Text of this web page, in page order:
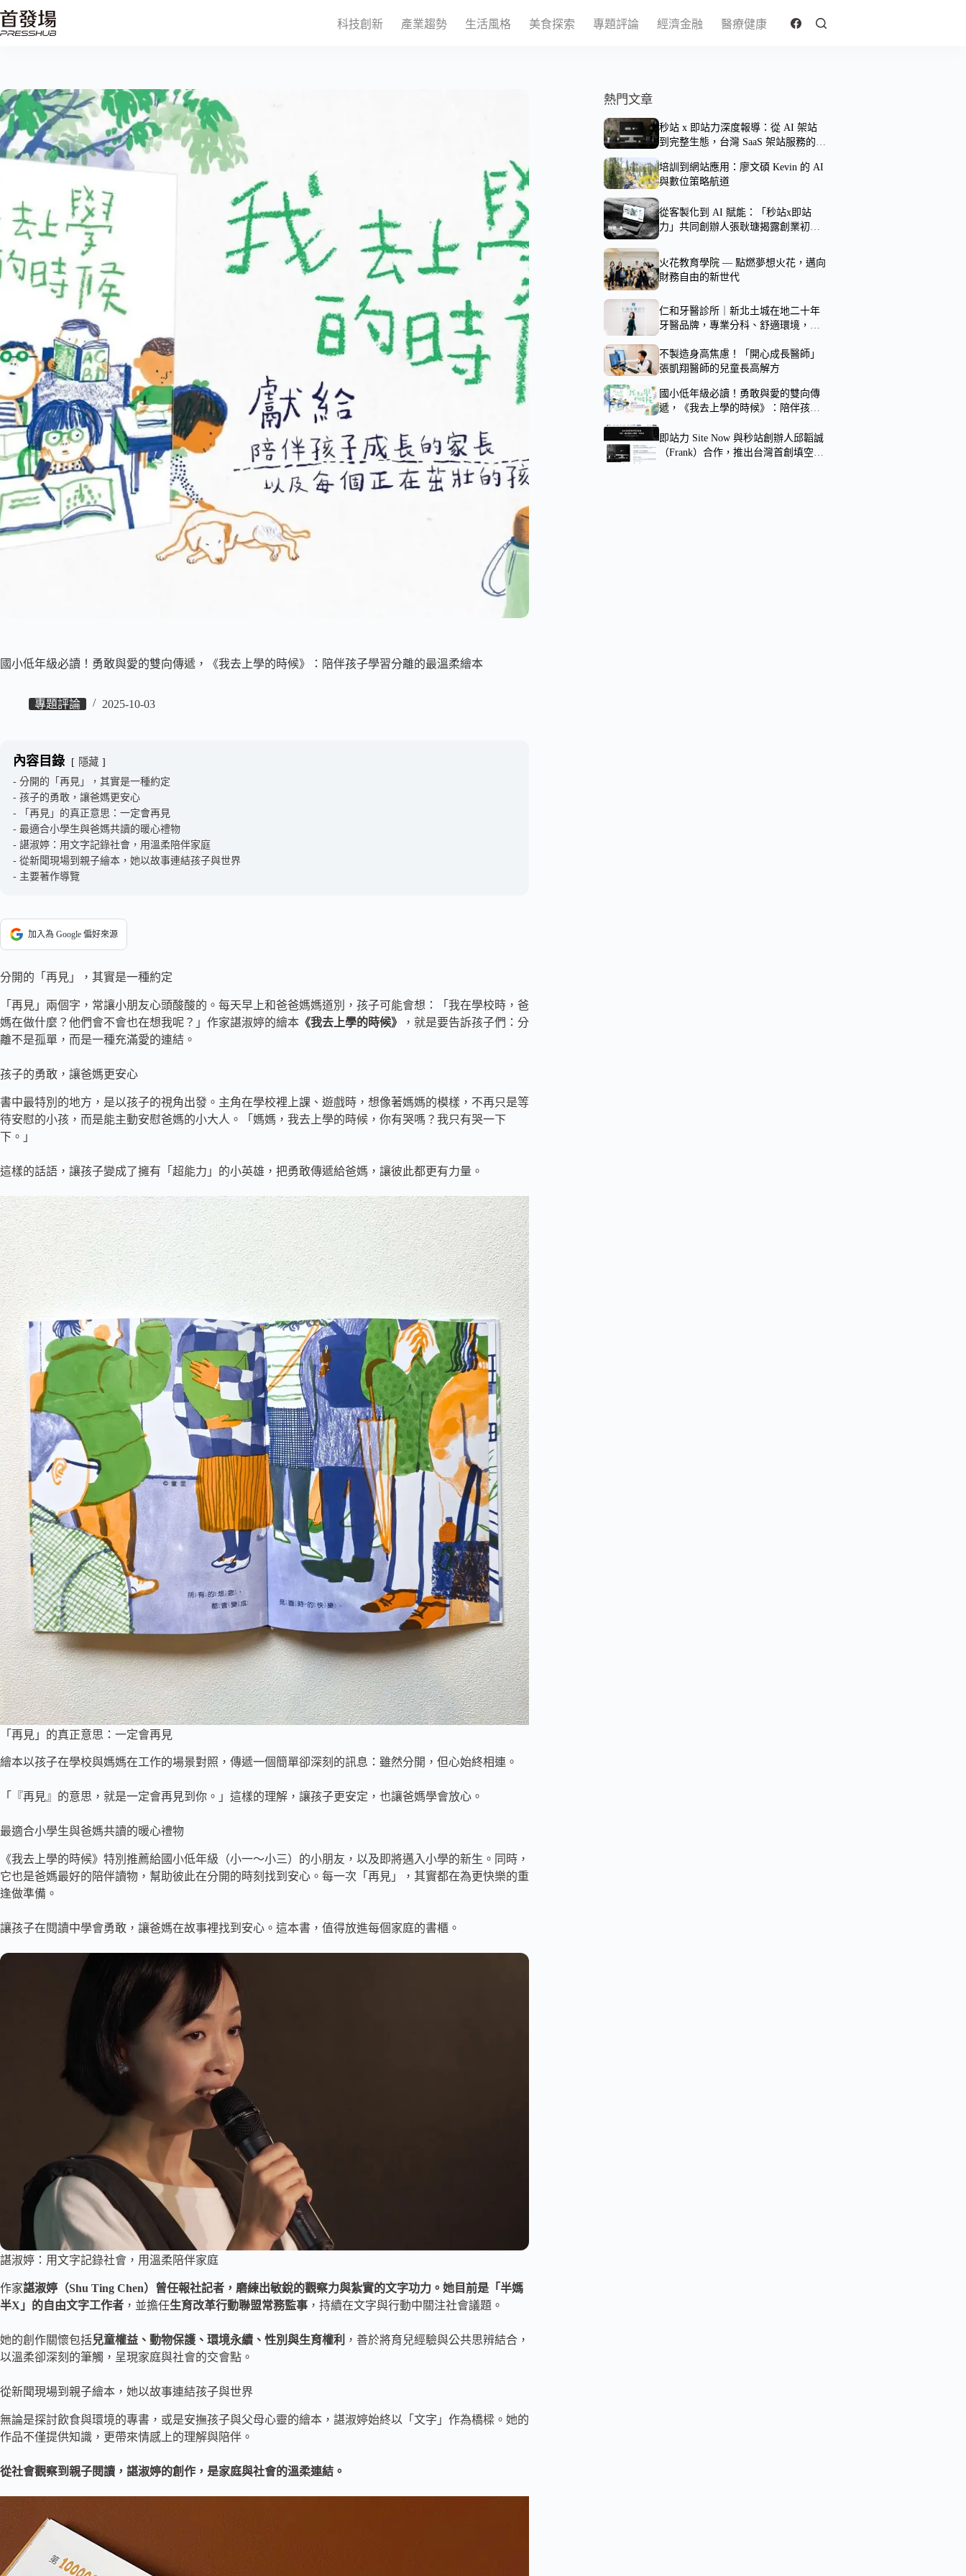
跳
至
容
科技創新 產業趨勢 生活風格 美食探索 專題評論 經濟金融 醫療健康
國小低年級必讀！勇敢與愛的雙向傳遞，《我去上學的時候》：陪伴孩子學習分離的最溫柔繪本
專題評論 2025-10-03
內容目錄 隱藏
分開的「再見」，其實是一種約定
孩子的勇敢，讓爸媽更安心
「再見」的真正意思：一定會再見
最適合小學生與爸媽共讀的暖心禮物
諶淑婷：用文字記錄社會，用溫柔陪伴家庭
從新聞現場到親子繪本，她以故事連結孩子與世界
主要著作導覽
加入為 Google 偏好來源
分開的「再見」，其實是一種約定
「再見」兩個字，常讓小朋友心頭酸酸的。每天早上和爸爸媽媽道別，孩子可能會想：「我在學校時，爸
媽在做什麼？他們會不會也在想我呢？」作家諶淑婷的繪本 《我去上學的時候》
，就是要告訴孩子們：分
離不是孤單，而是一種充滿愛的連結。
孩子的勇敢，讓爸媽更安心
書中最特別的地方，是以孩子的視角出發。主角在學校裡上課、遊戲時，想像著媽媽的模樣，不再只是等
待安慰的小孩，而是能主動安慰爸媽的小大人。「媽媽，我去上學的時候，你有哭嗎？我只有哭一下
下。」
這樣的話語，讓孩子變成了擁有「超能力」的小英雄，把勇敢傳遞給爸媽，讓彼此都更有力量。
「再見」的真正意思：一定會再見
繪本以孩子在學校與媽媽在工作的場景對照，傳遞一個簡單卻深刻的訊息：雖然分開，但心始終相連。
「『再見』的意思，就是一定會再見到你。」這樣的理解，讓孩子更安定，也讓爸媽學會放心。
最適合小學生與爸媽共讀的暖心禮物
《我去上學的時候》特別推薦給國小低年級（小一～小三）的小朋友，以及即將邁入小學的新生。同時，
它也是爸媽最好的陪伴讀物，幫助彼此在分開的時刻找到安心。每一次「再見」，其實都在為更快樂的重
逢做準備。
讓孩子在閱讀中學會勇敢，讓爸媽在故事裡找到安心。這本書，值得放進每個家庭的書櫃。
諶淑婷：用文字記錄社會，用溫柔陪伴家庭
作家諶淑婷（Shu Ting Chen）曾任報社記者，磨練出敏銳的觀察力與紮實的文字功力。她目前是「半媽
半X」的自由文字工作者 ，並擔任生育改革行動聯盟常務監事 ，持續在文字與行動中關注社會議題。
她的創作關懷包括兒童權益、動物保護、環境永續、性別與生育權利 ，善於將育兒經驗與公共思辨結合，
以溫柔卻深刻的筆觸，呈現家庭與社會的交會點。
從新聞現場到親子繪本，她以故事連結孩子與世界
無論是探討飲食與環境的專書，或是安撫孩子與父母心靈的繪本，諶淑婷始終以「文字」作為橋樑。她的
作品不僅提供知識，更帶來情感上的理解與陪伴。
從社會觀察到親子閱讀，諶淑婷的創作，是家庭與社會的溫柔連結。
熱門文章
秒站 x 即站力深度報導：從 AI 架站
到完整生態，台灣 SaaS 架站服務的可
培訓到網站應用：廖文碩 Kevin 的 AI
與數位策略航道
從客製化到 AI 賦能：「秒站x即站
力」共同創辦人張耿瑭揭露創業初衷
業被世界看見
火花教育學院 — 點燃夢想火花，邁向
財務自由的新世代
仁和牙醫診所｜新北土城在地二十年
牙醫品牌，專業分科、舒適環境，守
不製造身高焦慮！「開心成長醫師」
張凱翔醫師的兒童長高解方
國小低年級必讀！勇敢與愛的雙向傳
遞，《我去上學的時候》：陪伴孩子
即站力 Site Now 與秒站創辦人邱韜誠
（Frank）合作，推出台灣首創填空式